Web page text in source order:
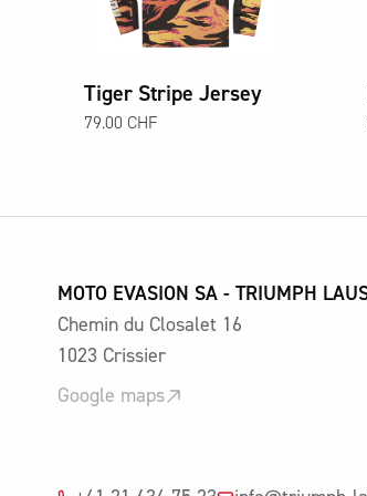
Tiger Stripe Jersey
79.00 CHF
MOTO EVASION SA - TRIUMPH
Chemin du Closalet 16
1023 Crissier
Google maps